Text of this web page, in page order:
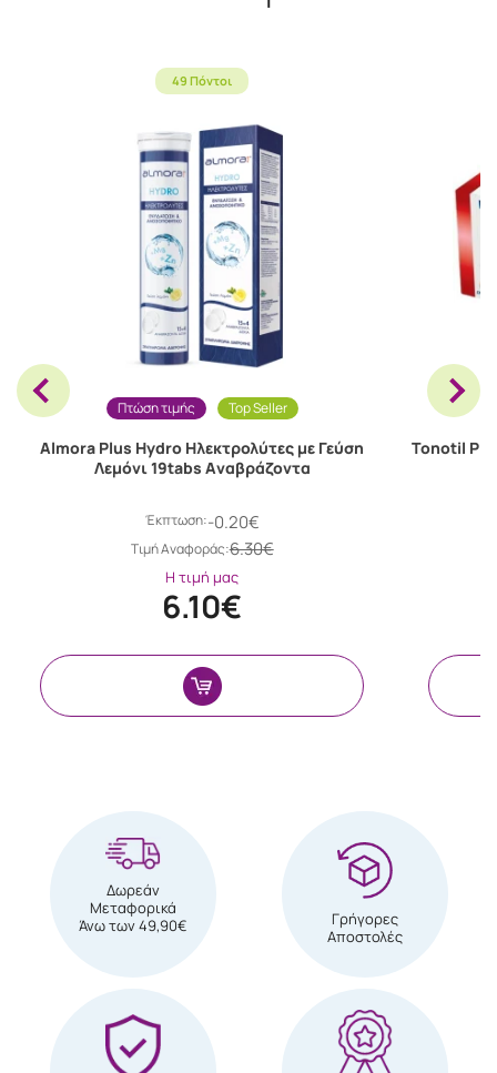
49 Πόντοι
Πτώση τιμής Top Seller
Almora Plus Hydro Ηλεκτρολύτες με Γεύση
Λεμόνι 19tabs Aναβράζοντα
Έκπτωση:-0.20€
Tιμή Αναφοράς:6.30€
Η τιμή μας
6.10€
Tonotil
Δωρεάν
Μεταφορικά
Άνω των 49,90€
Γρήγορες
Αποστολές